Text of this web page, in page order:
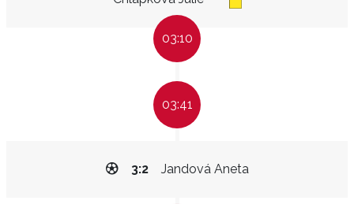
03:10
03:41
Jandová Aneta
3:2